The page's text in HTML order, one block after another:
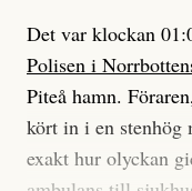
Vi skriver för våra
överraskade,
att vi granskar allt
Vi är som sagt en
Det var klockan
Polisen i
Piteå hamn.
kört in i en stenhög
exakt hur olyckan